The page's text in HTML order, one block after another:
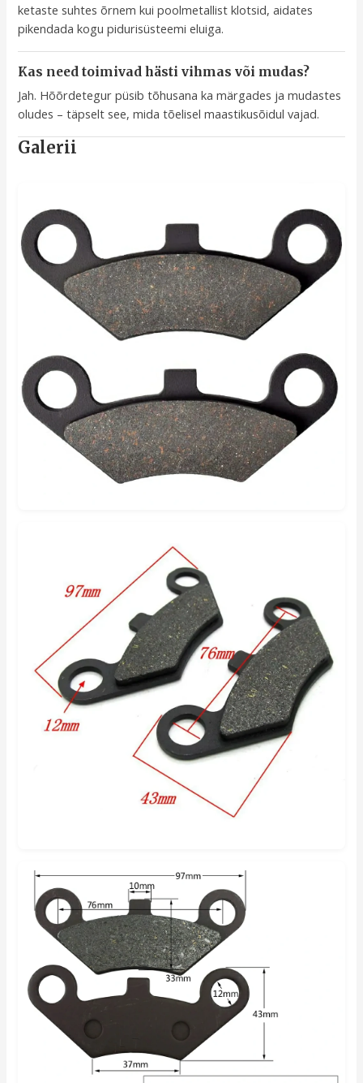
ketaste suhtes õrnem kui poolmetallist klotsid, aidates
pikendada kogu pidurisüsteemi eluiga.
Kas need toimivad hästi vihmas või mudas?
Jah. Hõõrdetegur püsib tõhusana ka märgades ja mudastes
oludes – täpselt see, mida tõelisel maastikusõidul vajad.
Galerii